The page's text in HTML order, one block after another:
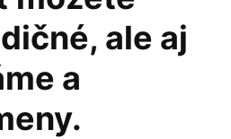
ale aj
a